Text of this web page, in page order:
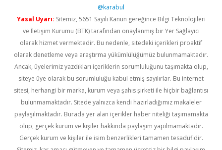
@karabul
Yasal Uyarı: Sitemiz, 5651 Sayılı Kanun gereğince Bilgi Teknolojileri
ve İletişim Kurumu (BTK) tarafından onaylanmış bir Yer Sağlayıcı
olarak hizmet vermektedir. Bu nedenle, sitedeki içerikleri proaktif
olarak denetleme veya araştırma yükümlülüğümüz bulunmamaktadır.
Ancak, üyelerimiz yazdıkları içeriklerin sorumluluğunu taşımakta olup,
siteye üye olarak bu sorumluluğu kabul etmiş sayılırlar. Bu internet
sitesi, herhangi bir marka, kurum veya şahıs şirketi ile hiçbir bağlantısı
bulunmamaktadır. Sitede yalnızca kendi hazırladığımız makaleler
paylaşılmaktadır. Burada yer alan içerikler haber niteliği taşımamakta
olup, gerçek kurum ve kişiler hakkında paylaşım yapılmamaktadır.
Gerçek kurum ve kişiler ile isim benzerlikleri tamamen tesadüfidir.